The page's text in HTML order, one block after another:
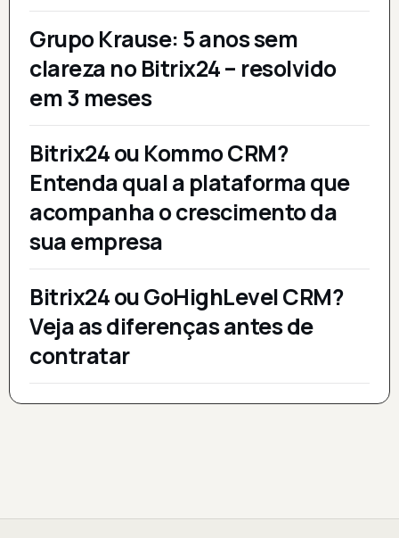
Grupo Krause: 5 anos sem
clareza no Bitrix24 – resolvido
em 3 meses
Bitrix24 ou Kommo CRM?
Entenda qual a plataforma que
acompanha o crescimento da
sua empresa
Bitrix24 ou GoHighLevel CRM?
Veja as diferenças antes de
contratar